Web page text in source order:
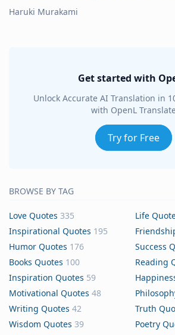
Haruki Murakami
Get started with
Unlock Accurate AI Translation in
with OpenL
Try for Free
BROWSE BY TAG
Love Quotes 335 Life
Inspirational Quotes 195
Humor Quotes 176 Success
Books Quotes 100 Reading
Inspiration Quotes 59
Motivational Quotes 48
Writing Quotes 42 Truth
Wisdom Quotes 39 Poetry